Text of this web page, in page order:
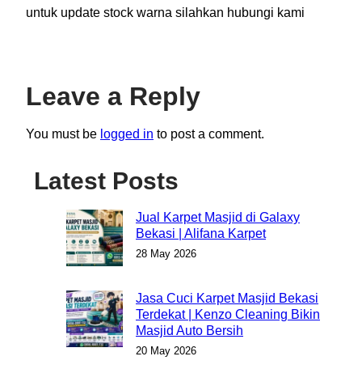
untuk update stock warna silahkan hubungi kami
Leave a Reply
You must be logged in to post a comment.
Latest Posts
Jual Karpet Masjid di Galaxy
Bekasi | Alifana Karpet
28 May 2026
Jasa Cuci Karpet Masjid Bekasi
Terdekat | Kenzo Cleaning Bikin
Masjid Auto Bersih
20 May 2026